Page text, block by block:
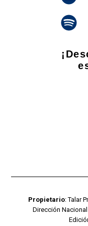
Propietario: Talar
Dirección